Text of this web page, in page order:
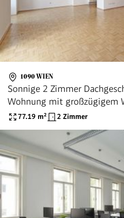
1090 WIEN
Sonnige 2 Zimmer
Wohnung mit großzügigem
77.19 m² 2 Zimmer